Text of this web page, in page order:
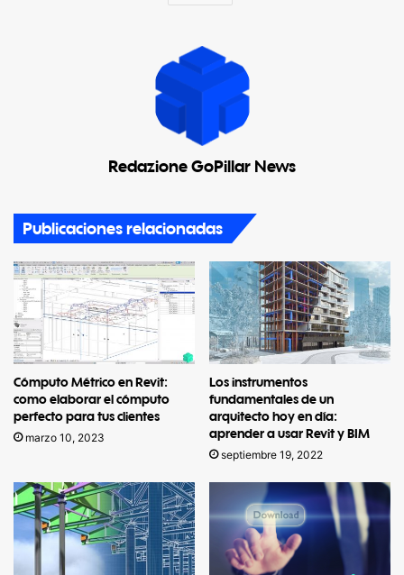
Redazione GoPillar News
Publicaciones relacionadas
Cómputo Métrico en Revit:
como elaborar el cómputo
perfecto para tus clientes
marzo 10, 2023
Los instrumentos
fundamentales de un
arquitecto hoy en día:
aprender a usar Revit y BIM
septiembre 19, 2022